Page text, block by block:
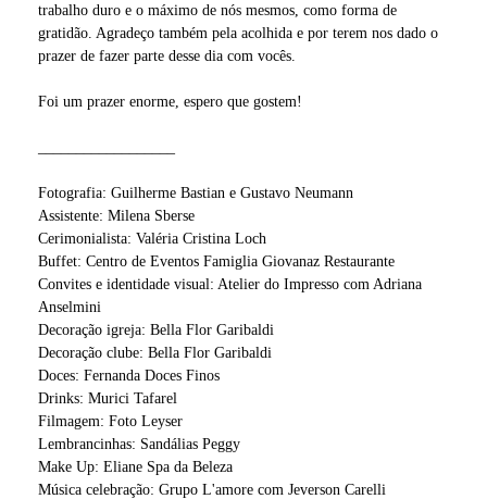
trabalho duro e o máximo de nós mesmos, como forma de
gratidão. Agradeço também pela acolhida e por terem nos dado o
prazer de fazer parte desse dia com vocês.
Foi um prazer enorme, espero que gostem!
Fotografia: Guilherme Bastian e Gustavo Neumann
Assistente: Milena Sberse
Cerimonialista: Valéria Cristina Loch
Buffet: Centro de Eventos Famiglia Giovanaz Restaurante
Convites e identidade visual: Atelier do Impresso com Adriana
Anselmini
Decoração igreja: Bella Flor Garibaldi
Decoração clube: Bella Flor Garibaldi
Doces: Fernanda Doces Finos
Drinks: Murici Tafarel
Filmagem: Foto Leyser
Lembrancinhas: Sandálias Peggy
Make Up: Eliane Spa da Beleza
Música celebração: Grupo L'amore com Jeverson Carelli